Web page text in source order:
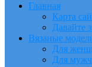
Главная
Карта
Давайте
Вязаные
Для
Для